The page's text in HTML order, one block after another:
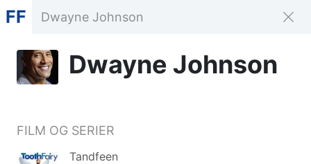
FF
Dwayne Johnson
FILM OG SERIER
Tandfeen